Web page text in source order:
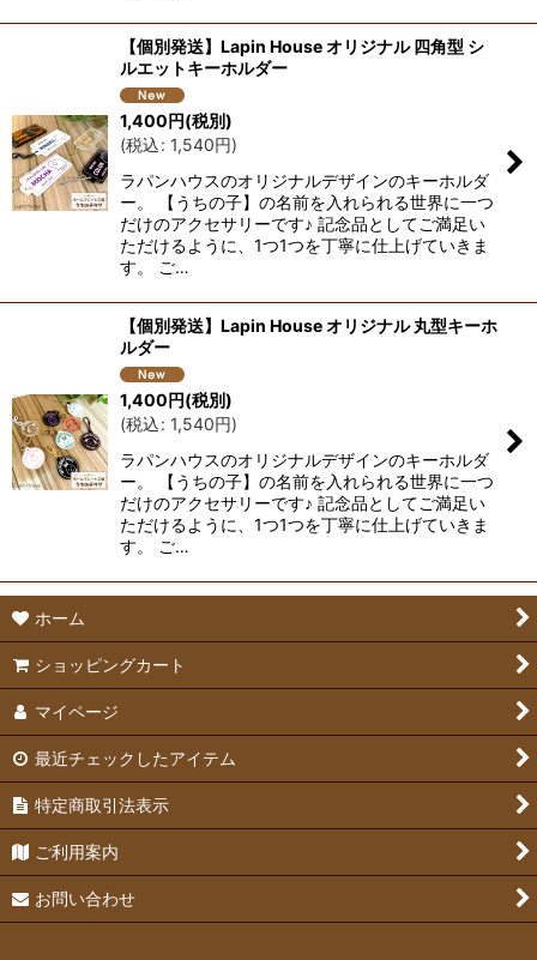
【個別発送】Lapin House オリジナル 四角型 シ
ルエットキーホルダー
1,400円(税別)
(税込: 1,540円)
ラパンハウスのオリジナルデザインのキーホルダ
ー。 【うちの子】の名前を入れられる世界に一つ
だけのアクセサリーです♪ 記念品としてご満足い
ただけるように、1つ1つを丁寧に仕上げていきま
す。 ご…
【個別発送】Lapin House オリジナル 丸型キーホ
ルダー
1,400円(税別)
(税込: 1,540円)
ラパンハウスのオリジナルデザインのキーホルダ
ー。 【うちの子】の名前を入れられる世界に一つ
だけのアクセサリーです♪ 記念品としてご満足い
ただけるように、1つ1つを丁寧に仕上げていきま
す。 ご…
ホーム
ショッピングカート
マイページ
最近チェックしたアイテム
特定商取引法表示
ご利用案内
お問い合わせ